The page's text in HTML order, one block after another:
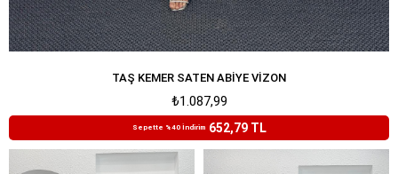
TAŞ KEMER SATEN ABIYE VIZON
₺1.087,99
Sepette %40 İndirim 652,79 TL